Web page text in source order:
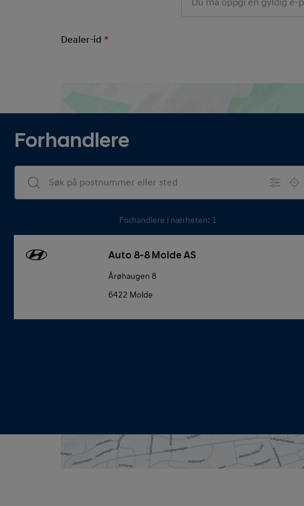
Dealer-id*
Forhandlere
Dealers Search
Forhandlere i nærheten: 1
Auto 8-8 Molde AS
Årøhaugen 8
6422 Molde